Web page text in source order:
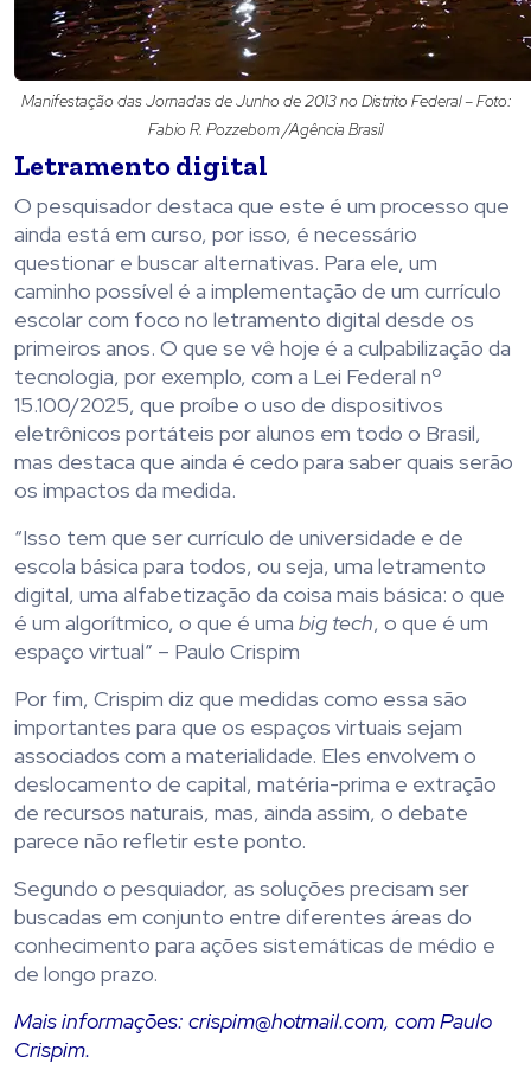
Manifestação das Jornadas de Junho de 2013 no Distrito Federal – Foto:
Fabio R. Pozzebom /Agência Brasil
Letramento digital
O pesquisador destaca que este é um processo que
ainda está em curso, por isso, é necessário
questionar e buscar alternativas. Para ele, um
caminho possível é a implementação de um currículo
escolar com foco no letramento digital desde os
primeiros anos. O que se vê hoje é a culpabilização da
tecnologia, por exemplo, com a Lei Federal nº
15.100/2025, que proíbe o uso de dispositivos
eletrônicos portáteis por alunos em todo o Brasil,
mas destaca que ainda é cedo para saber quais serão
os impactos da medida.
“Isso tem que ser currículo de universidade e de
escola básica para todos, ou seja, uma letramento
digital, uma alfabetização da coisa mais básica: o que
é um algorítmico, o que é uma big tech, o que é um
espaço virtual” – Paulo Crispim
Por fim, Crispim diz que medidas como essa são
importantes para que os espaços virtuais sejam
associados com a materialidade. Eles envolvem o
deslocamento de capital, matéria-prima e extração
de recursos naturais, mas, ainda assim, o debate
parece não refletir este ponto.
Segundo o pesquiador, as soluções precisam ser
buscadas em conjunto entre diferentes áreas do
conhecimento para ações sistemáticas de médio e
de longo prazo.
Mais informações: crispim@hotmail.com, com Paulo
Crispim.